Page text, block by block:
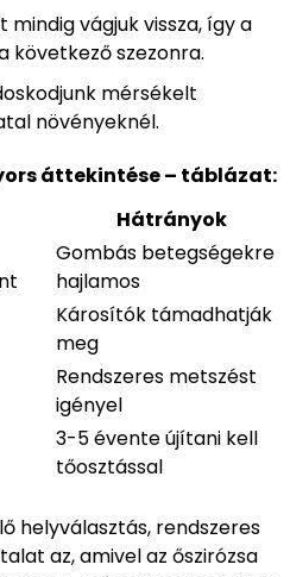
vágjuk vissza, így a
következő szezonra.
mérsékelt
növényeknél.
áttekintése – táblázat:
Hátrányok
Gombás betegségekre
hajlamos
Károsítók támadhatják
meg
Rendszeres metszést
igényel
3-5 évente újítani kell
tőosztással
helyválasztás, rendszeres
az, amivel az őszirózsa